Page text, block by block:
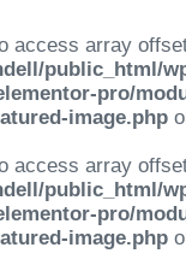
access array
public_html/
pro/
image.php
access array
public_html/
pro/
image.php